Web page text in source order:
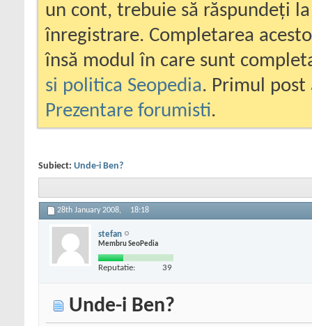
un cont, trebuie să răspundeți
înregistrare. Completarea
însă modul în care sunt
si politica Seopedia. Primul
Prezentare forumisti.
Subiect: Unde-i Ben?
28th January 2008, 18:18
stefan
Membru SeoPedia
Reputatie: 39
Unde-i Ben?